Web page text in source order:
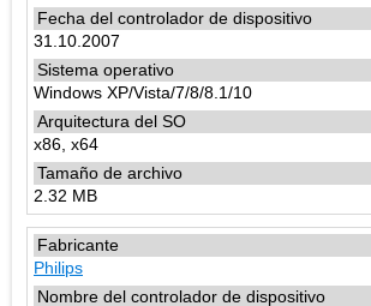
31.10.2007
Windows XP/Vista/7/8/8.1/10
x86, x64
2.32 MB
Philips